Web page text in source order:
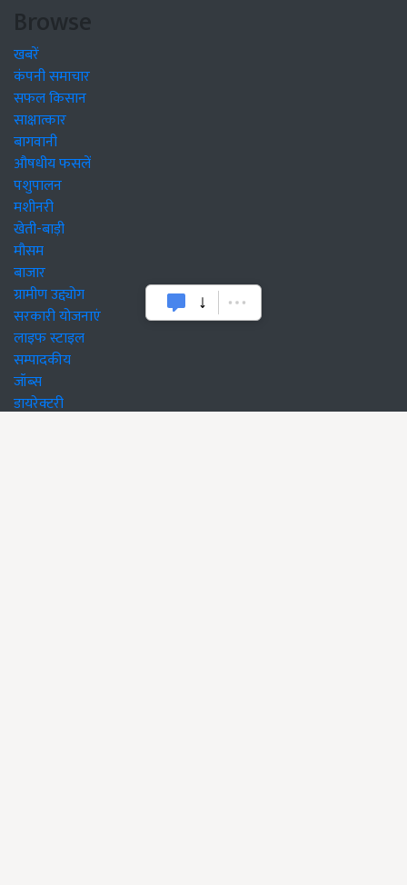
Browse
खबरें
कंपनी समाचार
सफल किसान
साक्षात्कार
बागवानी
औषधीय फसलें
पशुपालन
मशीनरी
खेती-बाड़ी
मौसम
बाजार
ग्रामीण उद्द्योग
सरकारी योजनाएं
लाइफ स्टाइल
सम्पादकीय
जॉब्स
डायरेक्टरी